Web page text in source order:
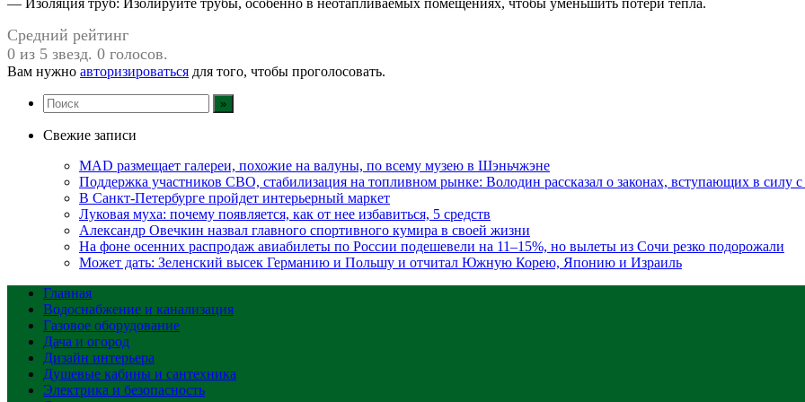
Средний рейтинг
0 из 5 звезд. 0 голосов.
Вам нужно авторизироваться для того, чтобы проголосовать.
Свежие записи
MAD размещает галереи, похожие на валуны, по всему музею в Шэньчжэне
Поддержка участников СВО, стабилизация на топливном рынке: Володин рассказал о законах, вступающих в силу с
В Санкт-Петербурге пройдет интерьерный маркет
Луковая муха: почему появляется, как от нее избавиться, 5 средств
Александр Овечкин назвал главного спортивного кумира в своей жизни
На фоне осенних распродаж авиабилеты по России подешевели на 11–15%, но вылеты из Сочи резко подорожали
Может дать: Зеленский высек Германию и Польшу и отчитал Южную Корею, Японию и Израиль
Главная
Водоснабжение и канализация
Газовое оборудование
Дача и огород
Дизайн интерьера
Душевые кабины и сантехника
Электрика и безопасность